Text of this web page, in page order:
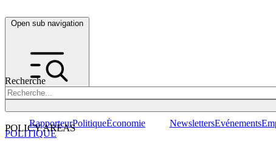
Open sub navigation
Recherche
POLICY AREAS
RapporteurPolitiqueÉconomie NewslettersEvénements
POLITIQUE